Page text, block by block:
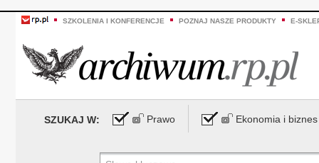
SZKOLENIA I KONFERENCJE POZNAJ NASZE PRODUKTY E-
SZUKAJ W: Prawo Ekonomia i biznes